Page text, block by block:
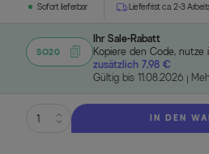
Sofort lieferbar Lieferfrist ca. 2-3
SO20
Ihr Sale-Rabatt
Kopiere den Code, nutze
zusätzlich 7,98 €
Gültig bis 11.08.2026
IN DEN